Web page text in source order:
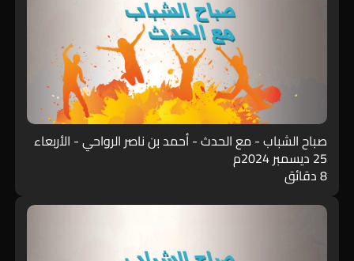
صباح الشباب - مع الحدث - أحمد بن ناصر الرواحي - الأربعاء
25 ديسمبر 2024م
8 دقائق